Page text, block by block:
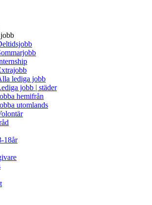
lediga jobb
jobb | städer
hemifrån
utomlands
18år